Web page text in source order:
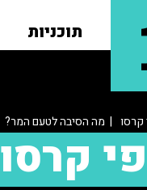
תוכניות
קרסו | מה הסיבה לטעם המר?
קרסו